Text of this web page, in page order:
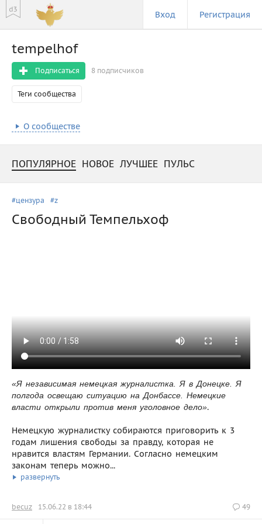
Вход Регистрация
tempelhof
Подписаться 8 подписчиков
Теги сообщества
О сообществе
ПОПУЛЯРНОЕ НОВОЕ ЛУЧШЕЕ ПУЛЬС
#цензура #z
Свободный Темпельхоф
«Я независимая немецкая журналистка. Я в Донецке. Я
полгода освещаю ситуацию на Донбассе. Немецкие
власти открыли против меня уголовное дело».
Немецкую журналистку собираются приговорить к 3
годам лишения свободы за правду, которая не
нравится властям Германии. Cогласно немецким
законам теперь можно...
развернуть
becuz 15.06.22 в 18:44 49